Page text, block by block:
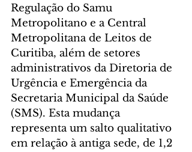
Regulação do Samu
Metropolitano e a Central
Metropolitana de Leitos de
Curitiba, além de setores
administrativos da Diretoria de
Urgência e Emergência da
Secretaria Municipal da Saúde
(SMS). Esta mudança
representa um salto qualitativo
em relação à antiga sede, de 1,2